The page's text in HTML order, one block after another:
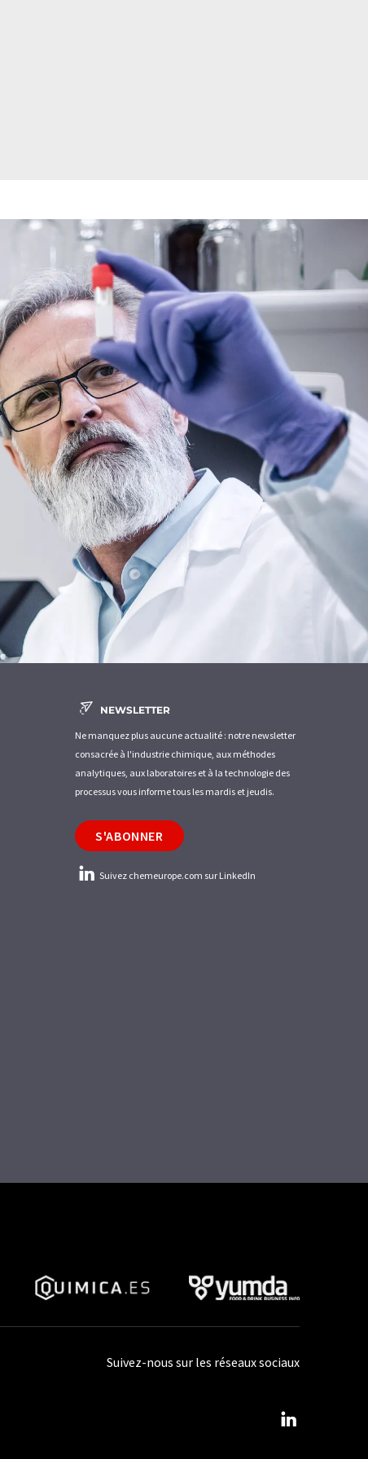
NEWSLETTER
Ne manquez plus aucune actualité : notre newsletter
consacrée à l'industrie chimique, aux méthodes
analytiques, aux laboratoires et à la technologie des
processus vous informe tous les mardis et jeudis.
S'ABONNER
Suivez chemeurope.com sur LinkedIn
Suivez-nous sur les réseaux sociaux